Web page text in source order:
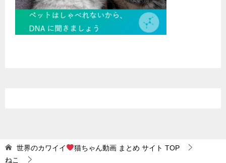
世界のカワイイ 猫ちゃん動画 まとめ サイト TOP
ねこ